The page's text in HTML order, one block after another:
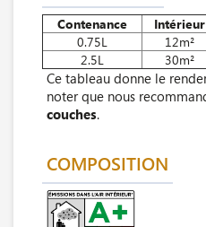
Contenance Intérieur
0.75L
12m²
2.5L
30m²
Ce tableau donne le
noter que nous
couches.
COMPOSITION